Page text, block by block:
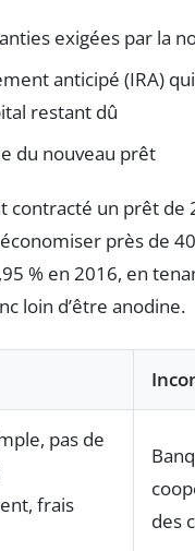
exigées par la
anticipé (IRA)
restant dû
du nouveau prêt
contracté un prêt de
près de
% en 2016, en
loin d’être anodine.
pas de
frais
des